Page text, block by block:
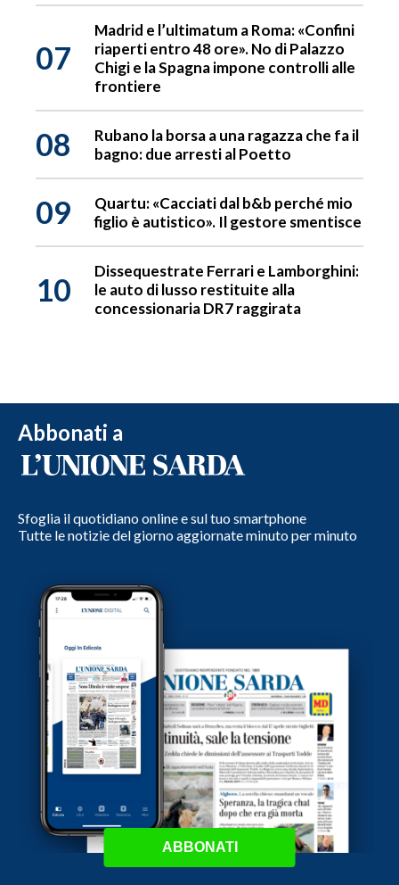
07
Madrid e l’ultimatum a Roma: «Confini
riaperti entro 48 ore». No di Palazzo
Chigi e la Spagna impone controlli alle
frontiere
08
Rubano la borsa a una ragazza che fa il
bagno: due arresti al Poetto
09
Quartu: «Cacciati dal b&b perché mio
figlio è autistico». Il gestore smentisce
10
Dissequestrate Ferrari e Lamborghini:
le auto di lusso restituite alla
concessionaria DR7 raggirata
Abbonati a
Sfoglia il quotidiano online e sul tuo smartphone
Tutte le notizie del giorno aggiornate minuto per minuto
ABBONATI